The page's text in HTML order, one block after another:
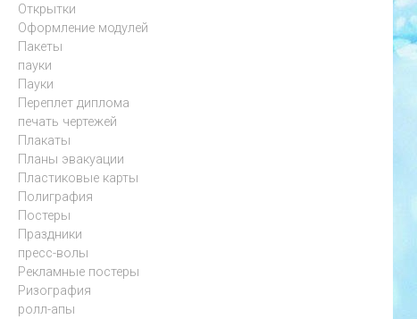
Открытки
Оформление модулей
Пакеты
пауки
Пауки
Переплет диплома
печать чертежей
Плакаты
Планы эвакуации
Пластиковые карты
Полиграфия
Постеры
Праздники
пресс-волы
Рекламные постеры
Ризография
ролл-апы